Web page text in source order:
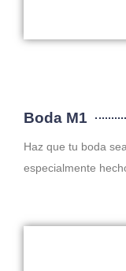
Boda M1
Haz que tu boda
especialmente